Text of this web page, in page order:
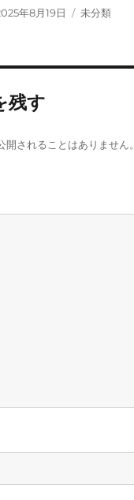
年8月19日
カ
未分類
残す
開されることはありません。